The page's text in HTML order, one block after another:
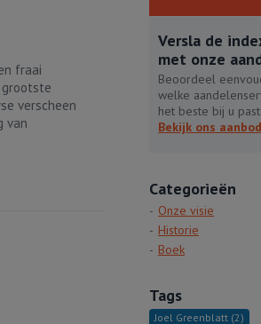
fraai
grootste
verscheen
van
Versla de
met onze
Beoordeel
welke
het beste bij u past.
Bekijk ons
Categorieën
Onze visie
Historie
Boek
Tags
Joel Greenblatt (2)